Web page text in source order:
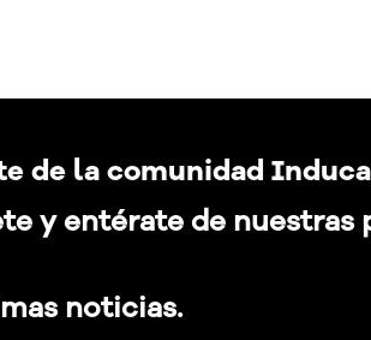
de la comunidad
y entérate de nuestras
noticias.